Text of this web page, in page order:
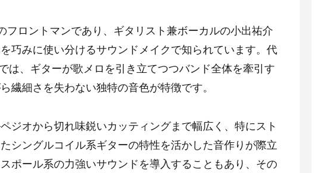
ロントマンであり、ギタリスト兼ボーカルの小出祐介
巧みに使い分けるサウンドメイクで知られています。代
は、ギターが歌メロを引き立てつつバンド全体を牽引す
繊細さを失わない独特の音色が特徴です。
ジオから切れ味鋭いカッティングまで幅広く、特にスト
シングルコイル系ギターの特性を活かした音作りが際立
ポール系の力強いサウンドを導入することもあり、その